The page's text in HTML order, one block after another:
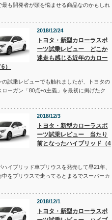
最も開発者が頭を悩ませる商品なのかもしれ
2018/12/24
トヨタ・新型カローラスポ
ーツ試乗レビュー どこか
迷走も感じる近年のカロー
）
の試乗レビューでも触れましたが、トヨタの
ローガン「80点+α主義」を最初に掲げたク
2018/12/3
トヨタ・新型カローラスポ
ーツ試乗レビュー 当たり
前となったハイブリッド（4
ハイブリッド車プリウスを発売して早21年、
中をプリウスで走ってるとまるでスーパーカ
2018/12/1
トヨタ・新型カローラスポ